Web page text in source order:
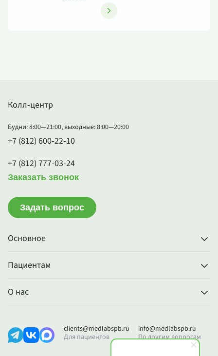
Основное
Пациентам
О нас
Колл-центр
Будни: 8:00—21:00, выходные: 8:00—20:00
+7 (812) 600-22-10
+7 (812) 777-03-24
Заказать звонок
Задать вопрос
clients@medlabspb.ru
Для пациентов
info@medlabspb.ru
По другим вопросам